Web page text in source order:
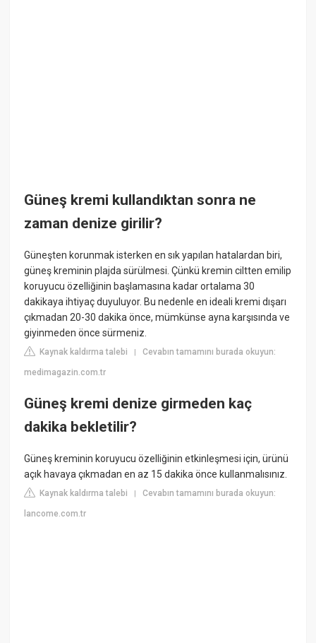
Güneş kremi kullandıktan sonra ne
zaman denize girilir?
Güneşten korunmak isterken en sık yapılan hatalardan biri,
güneş kreminin plajda sürülmesi. Çünkü kremin ciltten emilip
koruyucu özelliğinin başlamasına kadar ortalama 30
dakikaya ihtiyaç duyuluyor. Bu nedenle en ideali kremi dışarı
çıkmadan 20-30 dakika önce, mümkünse ayna karşısında ve
giyinmeden önce sürmeniz.
Kaynak kaldırma talebi |Cevabın tamamını burada okuyun:
medimagazin.com.tr
Güneş kremi denize girmeden kaç
dakika bekletilir?
Güneş kreminin koruyucu özelliğinin etkinleşmesi için, ürünü
açık havaya çıkmadan en az 15 dakika önce kullanmalısınız.
Kaynak kaldırma talebi |Cevabın tamamını burada okuyun:
lancome.com.tr